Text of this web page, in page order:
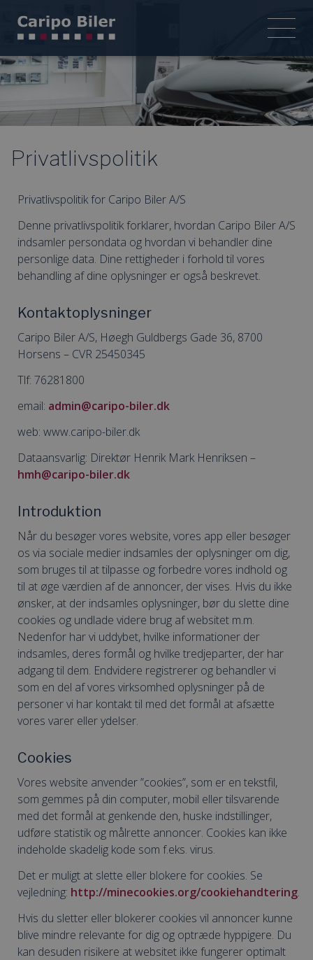
Privatlivspolitik
Privatlivspolitik for Caripo Biler A/S
Denne privatlivspolitik forklarer, hvordan Caripo Biler A/S
indsamler persondata og hvordan vi behandler dine
personlige data. Dine rettigheder i forhold til vores
behandling af dine oplysninger er også beskrevet.
Kontaktoplysninger
Caripo Biler A/S, Høegh Guldbergs Gade 36, 8700
Horsens – CVR 25450345
Tlf: 76281800
email: admin@caripo-biler.dk
web: www.caripo-biler.dk
Dataansvarlig: Direktør Henrik Mark Henriksen –
hmh@caripo-biler.dk
Introduktion
Når du besøger vores website, vores app eller besøger
os via sociale medier indsamles der oplysninger om dig,
som bruges til at tilpasse og forbedre vores indhold og
til at øge værdien af de annoncer, der vises. Hvis du ikke
ønsker, at der indsamles oplysninger, bør du slette dine
cookies og undlade videre brug af websitet m.m.
Nedenfor har vi uddybet, hvilke informationer der
indsamles, deres formål og hvilke tredjeparter, der har
adgang til dem. Endvidere registrerer og behandler vi
som en del af vores virksomhed oplysninger på de
personer vi har kontakt til med det formål at afsætte
vores varer eller ydelser.
Cookies
Vores website anvender ”cookies”, som er en tekstfil,
som gemmes på din computer, mobil eller tilsvarende
med det formål at genkende den, huske indstillinger,
udføre statistik og målrette annoncer. Cookies kan ikke
indeholde skadelig kode som f.eks. virus.
Det er muligt at slette eller blokere for cookies. Se
vejledning: http://minecookies.org/cookiehandtering.
Hvis du sletter eller blokerer cookies vil annoncer kunne
blive mindre relevante for dig og optræde hyppigere. Du
kan desuden risikere at websitet ikke fungerer optimalt